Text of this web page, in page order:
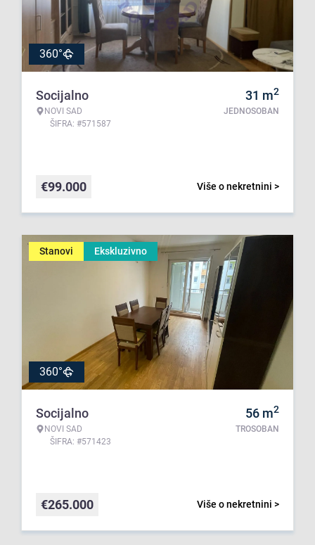
360°
Socijalno
NOVI SAD
ŠIFRA: #571587
31 m2
JEDNOSOBAN
Više o nekretnini >
€99.000
Stanovi Ekskluzivno
360°
Socijalno
NOVI SAD
ŠIFRA: #571423
56 m2
TROSOBAN
Više o nekretnini >
€265.000